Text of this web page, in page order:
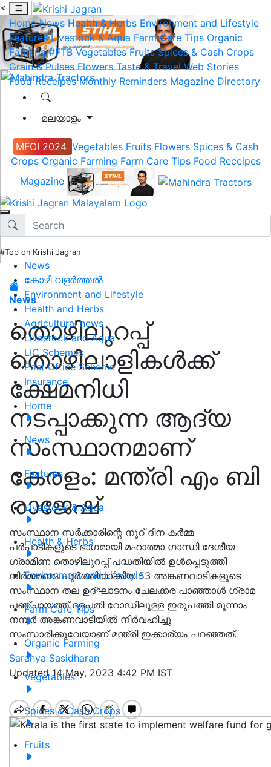
<
Home News Health & Herbs Environment and Lifestyle
Features Livestock & Aqua Farm Care Tips Organic
Farming #FTB Vegetables Fruits Spices & Cash Crops
Grain & Pulses Flowers Taste & Travel Web Stories
Food Receipes Monthly Reminders Magazine Directory
മലയാളം
MFOI 2024 Vegetables Fruits Flowers Spices & Cash
Crops Organic Farming Farm Care Tips Food Receipes
Magazine
#Top on Krishi Jagran
News
കോഴി വളർത്തൽ
Environment and Lifestyle
Health and Herbs
Agricultural news
Livestock and Aqua
LIC Schemes
Post Office Scheme
Insurance
Home
News
Features
Livestock & Aqua
Health & Herbs
Environment and Lifestyle
Farm Care Tips
Organic Farming
Vegetables
Spices & Cash Crops
Fruits
News
തൊഴിലുറപ്പ്
തൊഴിലാളികൾക്ക്
ക്ഷേമനിധി
നടപ്പാക്കുന്ന ആദ്യ
സംസ്ഥാനമാണ്
കേരളം: മന്ത്രി എം ബി
രാജേഷ്
സംസ്ഥാന സർക്കാരിന്റെ നൂറ് ദിന കർമ്മ
പർപാടികളുടെ ഭാഗമായി മഹാത്മാ ഗാന്ധി ദേശീയ
ഗ്രാമീണ തൊഴിലുറപ്പ് പദ്ധതിയിൽ ഉൾപ്പെടുത്തി
നിർമ്മാണം പൂർത്തിയാക്കിയ 53 അങ്കണവാടികളുടെ
സംസ്ഥാന തല ഉദ്ഘാടനം ചേലക്കര പാഞ്ഞാൾ ഗ്രാമ
പഞ്ചായത്ത് ദളപതി റോഡിലുള്ള ഇരുപത്തി മൂന്നാം
നമ്പർ അങ്കണവാടിയിൽ നിർവഹിച്ചു
സംസാരിക്കുവേയാണ് മന്ത്രി ഇക്കാര്യം പറഞ്ഞത്.
Saranya Sasidharan
Updated 14 May, 2023 4:42 PM IST